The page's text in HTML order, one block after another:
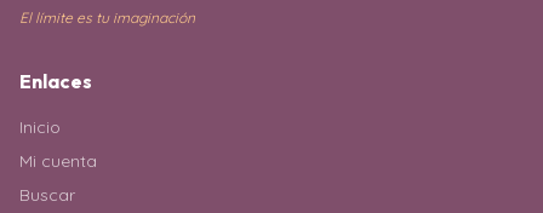
El límite es tu imaginación
Enlaces
Inicio
Mi cuenta
Buscar